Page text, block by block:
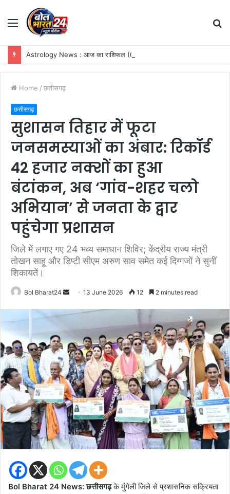
Menu
Home / छत्तीसगढ़
छत्तीसगढ़
सुशासन तिहार में फूटा
जनसमस्याओं का अंबार: रिकॉर्ड
42 हजार नक्शों का हुआ
बंटांकन, अब ‘गांव-शहर चलो
अभियान’ से जनता के द्वार
पहुंचेगा प्रशासन
जिले में लगाए गए 24 भव्य समाधान शिविर; केंद्रीय राज्य मंत्री
तोखन साहू और डिप्टी सीएम अरुण साव समेत कई दिग्गजों ने सुनीं
शिकायतें।
Bol Bharat24
Send
email
13 June 2026 12 2 minutes read
Bol Bharat 24 News: छत्तीसगढ़के मुंगेली जिले से प्रशासनिक सक्रियता